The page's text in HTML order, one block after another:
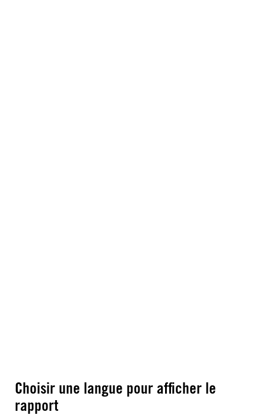
Choisir une langue pour afficher le
rapport